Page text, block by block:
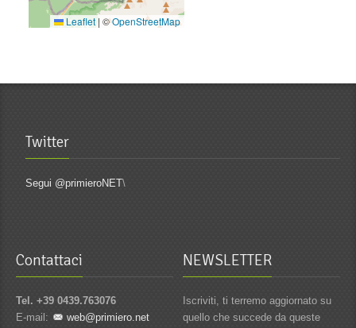
Leaflet | ©OpenStreetMap
Twitter
Segui @primieroNET\
Contattaci
Tel. +39 0439.763076
E-mail:
web@primiero.net
NEWSLETTER
Iscriviti, ti terremo aggiornato su
quello che succede da queste